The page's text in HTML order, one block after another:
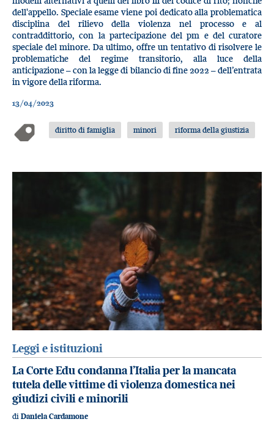
dell'appello. Speciale esame viene poi dedicato alla problematica
disciplina del rilievo della violenza nel processo e al
contraddittorio, con la partecipazione del pm e del curatore
speciale del minore. Da ultimo, offre un tentativo di risolvere le
problematiche del regime transitorio, alla luce della
anticipazione – con la legge di bilancio di fine 2022 – dell’entrata
in vigore della riforma.
13/04/2023
diritto di famiglia minori riforma della giustizia
Leggi e istituzioni
La Corte Edu condanna l’Italia per la mancata
tutela delle vittime di violenza domestica nei
giudizi civili e minorili
di Daniela Cardamone